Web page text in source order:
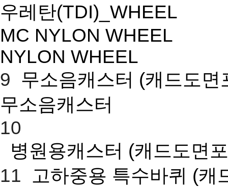
우레탄(TDI)_WHEEL
MC NYLON WHEEL
NYLON WHEEL
9 무소음캐스터 (캐드도면
무소음캐스터
10
병원용캐스터 (캐드도면
11
고하중용 특수바퀴 (캐